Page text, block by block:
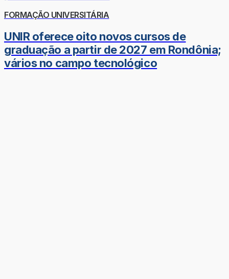
FORMAÇÃO UNIVERSITÁRIA
UNIR oferece oito novos cursos de
graduação a partir de 2027 em Rondônia;
vários no campo tecnológico